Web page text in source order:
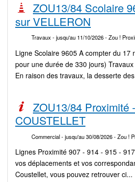
ZOU13/84 Scolaire
sur VELLERON
Travaux - jusqu'au 11/10/2026- Zou !
Ligne Scolaire 9605 A compter du 17
pour une durée de 330 jours)
En raison des travaux, la desserte
ZOU13/84 Proximité
COUSTELLET
Commercial- jusqu'au 30/08/2026- Zou !
Lignes Proximité 907 - 914 - 915 -
vos déplacements et vos
Coustellet, vous pouvez retrouver ci...